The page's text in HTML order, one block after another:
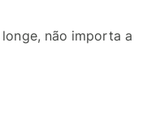
não importa a